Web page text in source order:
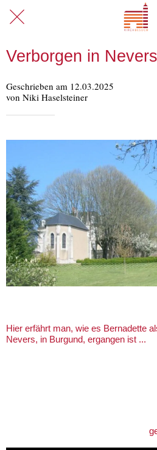
Verborgen in
Geschrieben am 12.03.2025
von Niki Haselsteiner
Hier erfährt man, wie es Bernadette
Nevers, in Burgund, ergangen ist ...